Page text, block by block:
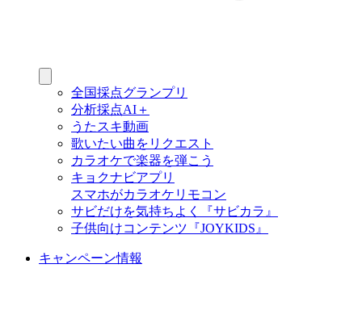
全国採点グランプリ
分析採点AI＋
うたスキ動画
歌いたい曲をリクエスト
カラオケで楽器を弾こう
キョクナビアプリ
スマホがカラオケリモコン
サビだけを気持ちよく『サビカラ』
子供向けコンテンツ『JOYKIDS』
キャンペーン情報